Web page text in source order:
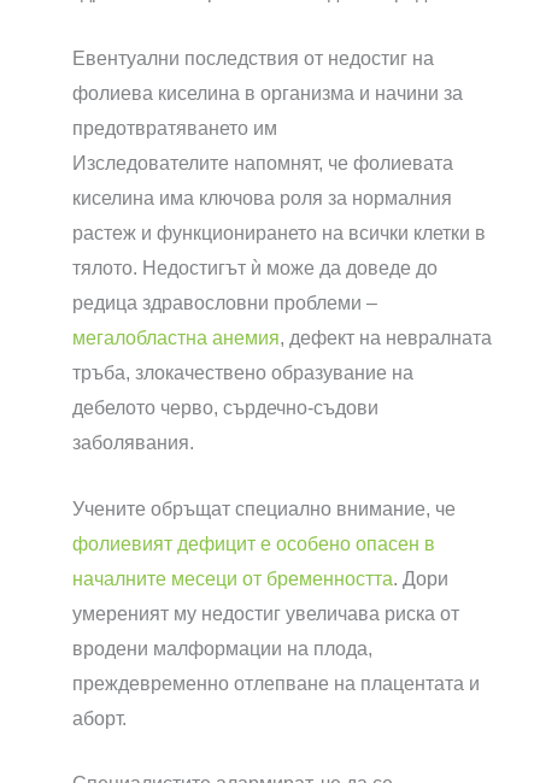
Евентуални последствия от недостиг на
фолиева киселина в организма и начини за
предотвратяването им
Изследователите напомнят, че фолиевата
киселина има ключова роля за нормалния
растеж и функционирането на всички клетки в
тялото. Недостигът ѝ може да доведе до
редица здравословни проблеми –
мегалобластна анемия, дефект на невралната
тръба, злокачествено образувание на
дебелото черво, сърдечно-съдови
заболявания.
Учените обръщат специално внимание, че
фолиевият дефицит е особено опасен в
началните месеци от бременността. Дори
умереният му недостиг увеличава риска от
вродени малформации на плода,
преждевременно отлепване на плацентата и
аборт.